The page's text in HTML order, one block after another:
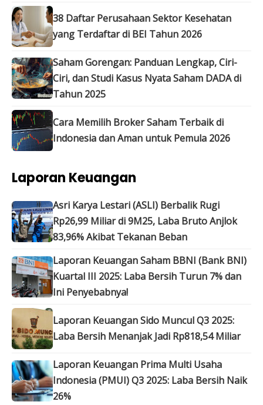
38 Daftar Perusahaan Sektor Kesehatan
yang Terdaftar di BEI Tahun 2026
Saham Gorengan: Panduan Lengkap, Ciri-
Ciri, dan Studi Kasus Nyata Saham DADA di
Tahun 2025
Cara Memilih Broker Saham Terbaik di
Indonesia dan Aman untuk Pemula 2026
Laporan Keuangan
Asri Karya Lestari (ASLI) Berbalik Rugi
Rp26,99 Miliar di 9M25, Laba Bruto Anjlok
83,96% Akibat Tekanan Beban
Laporan Keuangan Saham BBNI (Bank BNI)
Kuartal III 2025: Laba Bersih Turun 7% dan
Ini Penyebabnya!
Laporan Keuangan Sido Muncul Q3 2025:
Laba Bersih Menanjak Jadi Rp818,54 Miliar
Laporan Keuangan Prima Multi Usaha
Indonesia (PMUI) Q3 2025: Laba Bersih Naik
26%